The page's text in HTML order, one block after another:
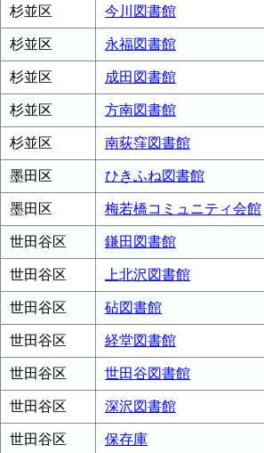
杉並区 今川図書館
杉並区 永福図書館
杉並区 成田図書館
杉並区 方南図書館
杉並区 南荻窪図書館
墨田区 ひきふね図書館
墨田区 梅若橋コミュニティ会館
世田谷区 鎌田図書館
世田谷区 上北沢図書館
世田谷区 砧図書館
世田谷区 経堂図書館
世田谷区 世田谷図書館
世田谷区 深沢図書館
世田谷区 保存庫